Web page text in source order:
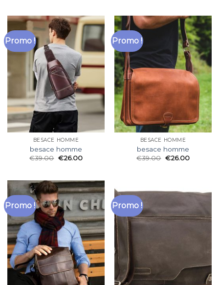
Promo !
BESACE HOMME
besace homme
€39.00 €26.00
Promo !
BESACE HOMME
besace homme
€39.00 €26.00
Promo ! Promo !